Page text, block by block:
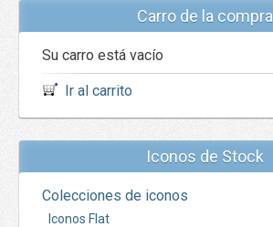
Carro de la compra
Su carro está vacío
Ir al carrito
Iconos de Stock
Colecciones de iconos
Iconos Flat